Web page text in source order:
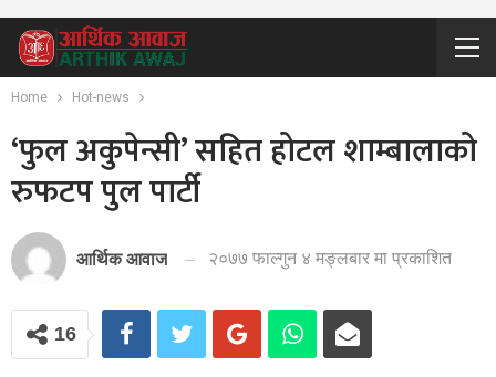
Home Hot-news
‘फुल अकुपेन्सी’ सहित होटल शाम्बालाको
रुफटप पुल पार्टी
आर्थिक आवाज २०७७ फाल्गुन ४ मङ्लबार मा प्रकाशित
16